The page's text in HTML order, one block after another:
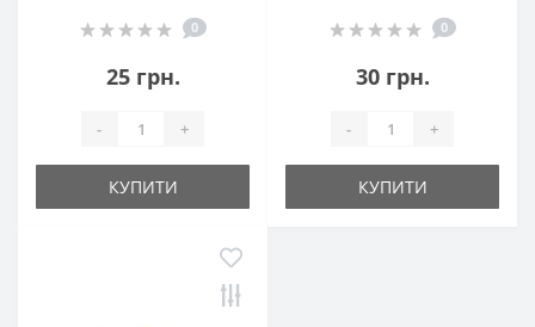
0
25 грн.
- +
КУПИТИ
0
30 грн.
- +
КУПИТИ